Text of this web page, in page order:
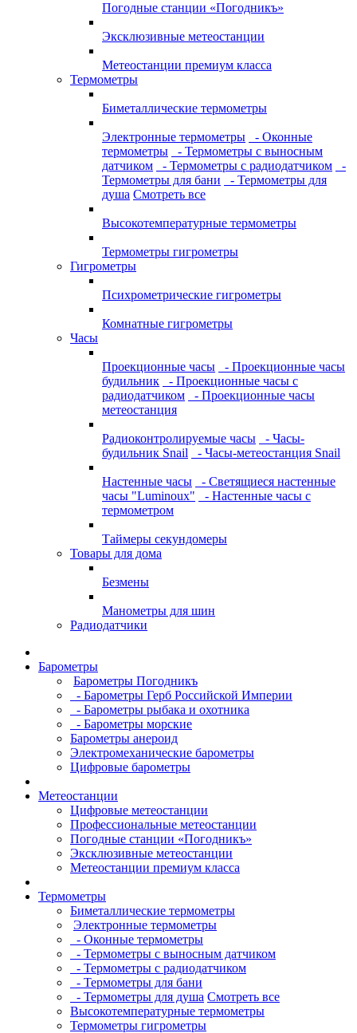
Погодные станции «Погодникъ»
Эксклюзивные метеостанции
Метеостанции премиум класса
Термометры
Биметаллические термометры
Электронные термометры
- Оконные
термометры
- Термометры с выносным
датчиком
- Термометры с радиодатчиком
-
Термометры для бани
- Термометры для
душа Смотреть все
Высокотемпературные термометры
Термометры гигрометры
Гигрометры
Психрометрические гигрометры
Комнатные гигрометры
Часы
Проекционные часы
- Проекционные часы
будильник
- Проекционные часы с
радиодатчиком
- Проекционные часы
метеостанция
Радиоконтролируемые часы
- Часы-
будильник Snail
- Часы-метеостанция Snail
Настенные часы
- Светящиеся настенные
часы "Luminoux"
- Настенные часы с
термометром
Таймеры секундомеры
Товары для дома
Безмены
Манометры для шин
Радиодатчики
Барометры
Барометры Погодникъ
- Барометры Герб Российской Империи
- Барометры рыбака и охотника
- Барометры морские
Барометры анероид
Электромеханические барометры
Цифровые барометры
Метеостанции
Цифровые метеостанции
Профессиональные метеостанции
Погодные станции «Погодникъ»
Эксклюзивные метеостанции
Метеостанции премиум класса
Термометры
Биметаллические термометры
Электронные термометры
- Оконные термометры
- Термометры с выносным датчиком
- Термометры с радиодатчиком
- Термометры для бани
- Термометры для душа Смотреть все
Высокотемпературные термометры
Термометры гигрометры